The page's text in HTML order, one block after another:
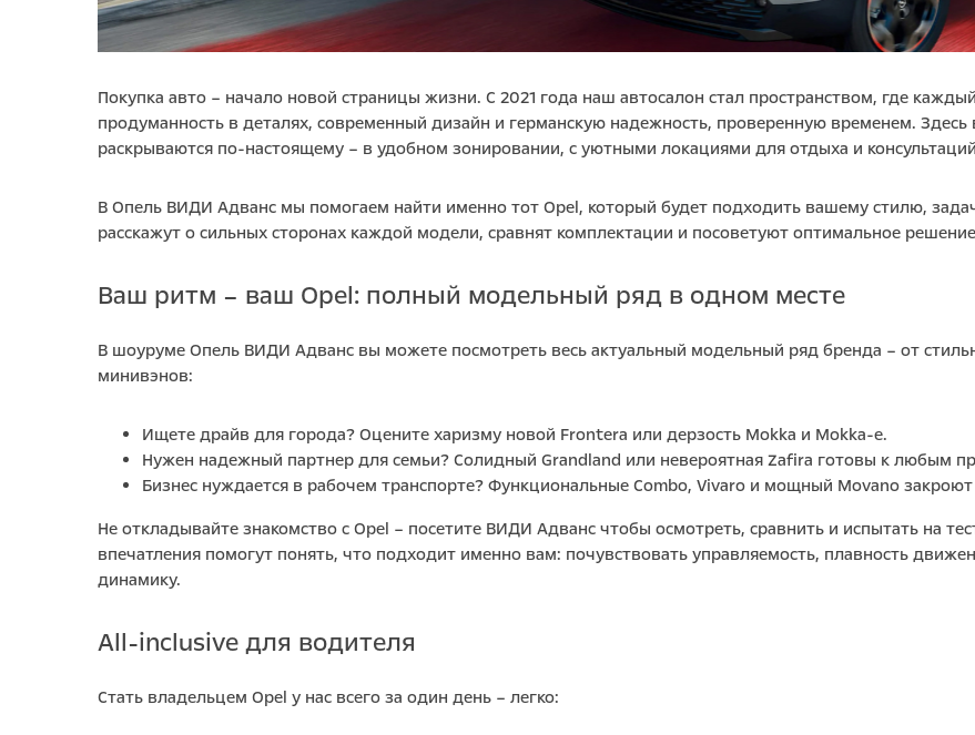
Покупка авто – начало новой страницы жизни. С 2021 года наш автосалон стал пространством, где
продуманность в деталях, современный дизайн и германскую надежность, проверенную временем.
раскрываются по-настоящему – в удобном зонировании, с уютными локациями для отдыха и
В Опель ВИДИ Адванс мы помогаем найти именно тот Opel, который будет подходить вашему стилю,
расскажут о сильных сторонах каждой модели, сравнят комплектации и посоветуют оптимальное
Ваш ритм – ваш Opel: полный модельный ряд в одном месте
В шоуруме Опель ВИДИ Адванс вы можете посмотреть весь актуальный модельный ряд бренда – от
минивэнов:
Ищете драйв для города? Оцените харизму новой Frontera или дерзость Mokka и Mokka-e.
Нужен надежный партнер для семьи? Солидный Grandland или невероятная Zafira готовы к любым
Бизнес нуждается в рабочем транспорте? Функциональные Combo, Vivaro и мощный Movano
Не откладывайте знакомство с Opel – посетите ВИДИ Адванс чтобы осмотреть, сравнить и испытать на
впечатления помогут понять, что подходит именно вам: почувствовать управляемость, плавность
динамику.
All-inclusive для водителя
Стать владельцем Opel у нас всего за один день – легко: